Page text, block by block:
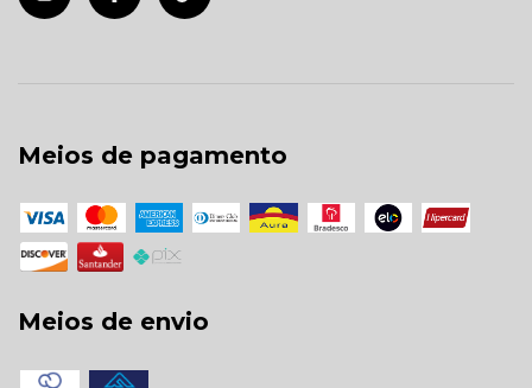
Meios de pagamento
Meios de envio